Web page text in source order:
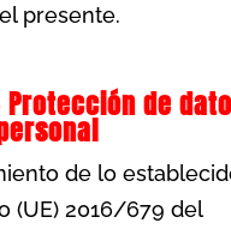
presente.
Protección de
de lo
(UE) 2016/679 del